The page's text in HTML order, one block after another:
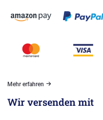
Mehr erfahren
Wir versenden mit